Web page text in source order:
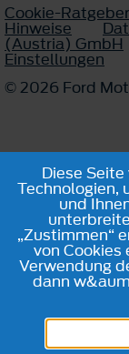
Cookie-Ratgeber
Hinweise
(Austria) GmbH
Einstellungen
© 2026 Ford
Diese
Technologien,
und
„Zustimmen“
von
Verwendung
dann